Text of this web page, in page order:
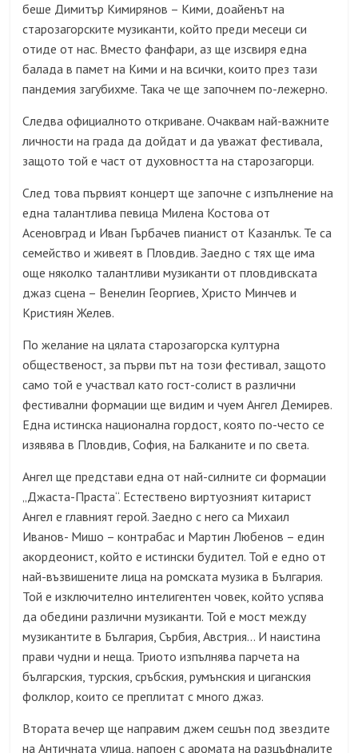
беше Димитър Кимирянов – Кими, доайенът на
старозагорските музиканти, който преди месеци си
отиде от нас. Вместо фанфари, аз ще изсвиря една
балада в памет на Кими и на всички, които през тази
пандемия загубихме. Така че ще започнем по-лежерно.
Следва официалното откриване. Очаквам най-важните
личности на града да дойдат и да уважат фестивала,
защото той е част от духовността на старозагорци.
След това първият концерт ще започне с изпълнение на
една талантлива певица Милена Костова от
Асеновград и Иван Гърбачев пианист от Казанлък. Те са
семейство и живеят в Пловдив. Заедно с тях ще има
още няколко талантливи музиканти от пловдивската
джаз сцена – Венелин Георгиев, Христо Минчев и
Кристиян Желев.
По желание на цялата старозагорска културна
общественост, за първи път на този фестивал, защото
само той е участвал като гост-солист в различни
фестивални формации ще видим и чуем Ангел Демирев.
Една истинска национална гордост, която по-често се
изявява в Пловдив, София, на Балканите и по света.
Ангел ще представи една от най-силните си формации
„Джаста-Праста“. Естествено виртуозният китарист
Ангел е главният герой. Заедно с него са Михаил
Иванов- Мишо – контрабас и Мартин Любенов – един
акордеонист, който е истински будител. Той е едно от
най-възвишените лица на ромската музика в България.
Той е изключително интелигентен човек, който успява
да обедини различни музиканти. Той е мост между
музикантите в България, Сърбия, Австрия… И наистина
прави чудни и неща. Триото изпълнява парчета на
българския, турския, сръбския, румънския и циганския
фолклор, които се преплитат с много джаз.
Втората вечер ще направим джем сешън под звездите
на Античната улица, напоен с аромата на разцъфналите